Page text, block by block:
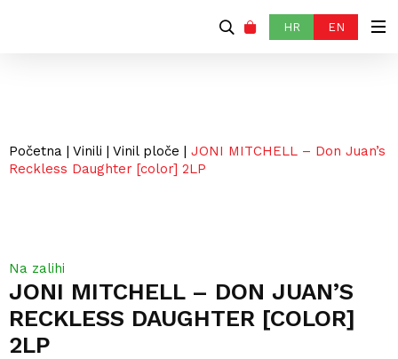
HR EN
Početna | Vinili | Vinil ploče | JONI MITCHELL – Don Juan’s
Reckless Daughter [color] 2LP
JONI MITCHELL – DON JUAN’S
RECKLESS DAUGHTER [COLOR]
2LP
Na zalihi